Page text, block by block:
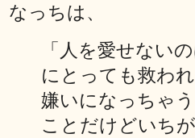
なっちは、
「人を愛せない
にとっても救わ
嫌いになっちゃ
ことだけどいち